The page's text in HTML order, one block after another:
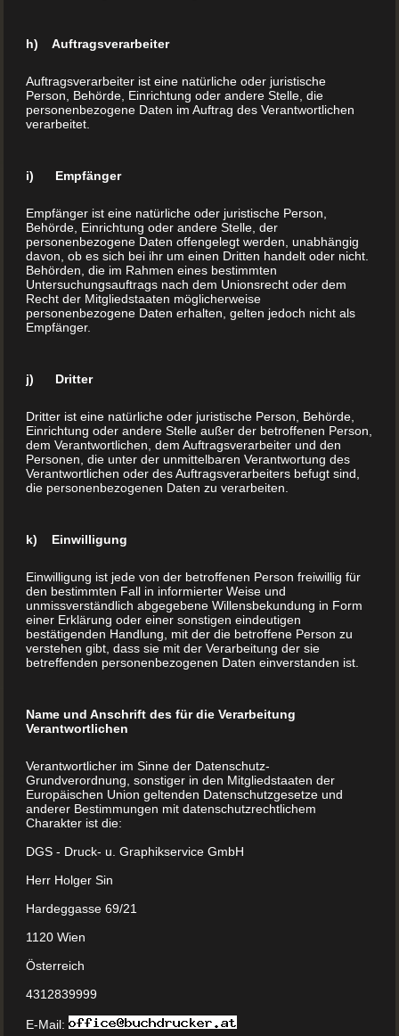
Erinnerungen an ihre Kindheit untrennbar mit
Geschichten verbunden. Geschichten, die in den
Kinderbüchern jener Tage verewigt schienen.
Detektivgeschichten gehörten ebenso dazu wie ganze
einen großen Anteil ...
MEHR LESEN
Backbuch drucken lassen
Mit uns zum eigenen Backbuch Backbücher drucken
lassen ist leicht Backen, kaum ein Begriff kann so
wachrufen. Man kann die elterliche Küche geradezu
riechen und schmecken. Vor allem vorweihnachtliche
Gerüche kommen einem in den Sinn. Zimt, Orangeat
und frischer Teig, den man von den Stäben des Mixers
h) Auftragsverarbeiter
Auftragsverarbeiter ist eine natürliche oder juristische
Person, Behörde, Einrichtung oder andere Stelle, die
personenbezogene Daten im Auftrag des Verantwortlichen
verarbeitet.
i) Empfänger
Empfänger ist eine natürliche oder juristische Person,
Behörde, Einrichtung oder andere Stelle, der
personenbezogene Daten offengelegt werden, unabhängig
davon, ob es sich bei ihr um einen Dritten handelt oder nicht.
Behörden, die im Rahmen eines bestimmten
Untersuchungsauftrags nach dem Unionsrecht oder dem
Recht der Mitgliedstaaten möglicherweise
personenbezogene Daten erhalten, gelten jedoch nicht als
Empfänger.
j) Dritter
Dritter ist eine natürliche oder juristische Person, Behörde,
Einrichtung oder andere Stelle außer der betroffenen Person,
dem Verantwortlichen, dem Auftragsverarbeiter und den
Personen, die unter der unmittelbaren Verantwortung des
Verantwortlichen oder des Auftragsverarbeiters befugt sind,
die personenbezogenen Daten zu verarbeiten.
k) Einwilligung
Einwilligung ist jede von der betroffenen Person freiwillig für
den bestimmten Fall in informierter Weise und
unmissverständlich abgegebene Willensbekundung in Form
einer Erklärung oder einer sonstigen eindeutigen
bestätigenden Handlung, mit der die betroffene Person zu
verstehen gibt, dass sie mit der Verarbeitung der sie
betreffenden personenbezogenen Daten einverstanden ist.
Name und Anschrift des für die Verarbeitung
Verantwortlichen
Verantwortlicher im Sinne der Datenschutz-
Grundverordnung, sonstiger in den Mitgliedstaaten der
Europäischen Union geltenden Datenschutzgesetze und
anderer Bestimmungen mit datenschutzrechtlichem
Charakter ist die:
DGS - Druck- u. Graphikservice GmbH
Herr Holger Sin
Hardeggasse 69/21
1120 Wien
Österreich
4312839999
E-Mail: